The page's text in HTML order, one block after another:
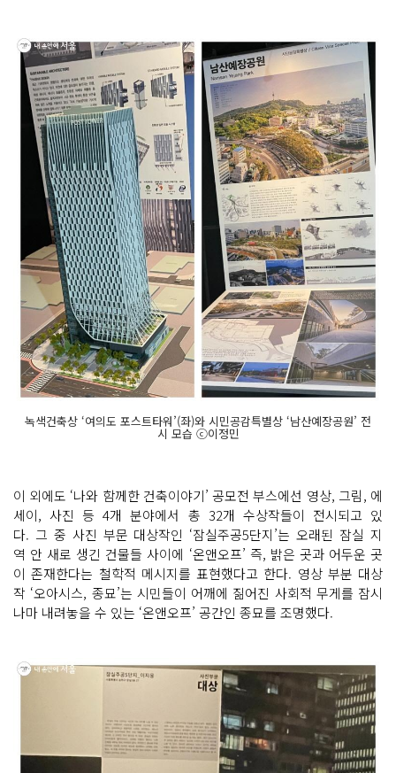
녹색건축상 ‘여의도 포스트타워’(좌)와 시민공감특별상 ‘남산예장공원’ 전
시 모습 ⓒ이정민
이 외에도 ‘나와 함께한 건축이야기’ 공모전 부스에선 영상, 그림, 에
세이, 사진 등 4개 분야에서 총 32개 수상작들이 전시되고 있
다. 그 중 사진 부문 대상작인 ‘잠실주공5단지’는 오래된 잠실 지
역 안 새로 생긴 건물들 사이에 ‘온앤오프’ 즉, 밝은 곳과 어두운 곳
이 존재한다는 철학적 메시지를 표현했다고 한다. 영상 부분 대상
작 ‘오아시스, 종묘’는 시민들이 어깨에 짊어진 사회적 무게를 잠시
나마 내려놓을 수 있는 ‘온앤오프’ 공간인 종묘를 조명했다.